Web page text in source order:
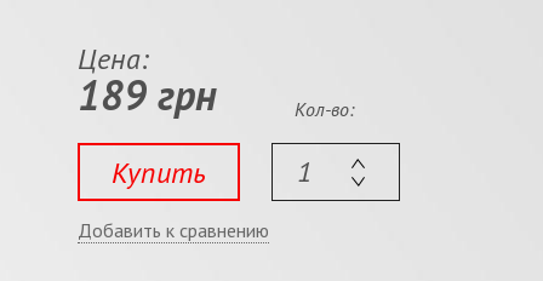
Цена:
189 грн
Купить
Кол-во:
Добавить к сравнению